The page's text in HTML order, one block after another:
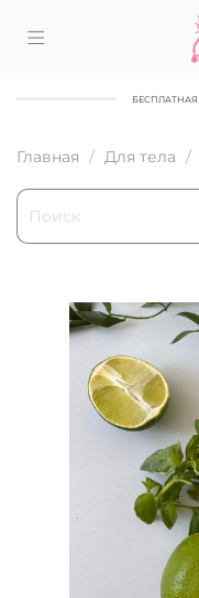
БЕСПЛАТНАЯ
Главная Для тела